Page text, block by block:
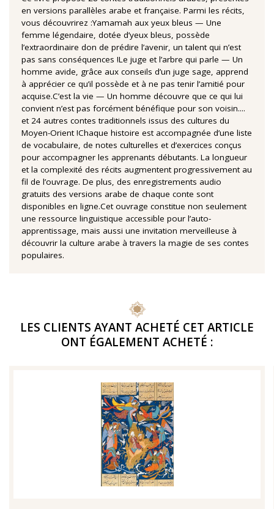
en versions parallèles arabe et française. Parmi les récits,
vous découvrirez :Yamamah aux yeux bleus — Une
femme légendaire, dotée d’yeux bleus, possède
l’extraordinaire don de prédire l’avenir, un talent qui n’est
pas sans conséquences !Le juge et l’arbre qui parle — Un
homme avide, grâce aux conseils d’un juge sage, apprend
à apprécier ce qu’il possède et à ne pas tenir l’amitié pour
acquise.C’est la vie — Un homme découvre que ce qui lui
convient n’est pas forcément bénéfique pour son voisin....
et 24 autres contes traditionnels issus des cultures du
Moyen-Orient !Chaque histoire est accompagnée d’une liste
de vocabulaire, de notes culturelles et d’exercices conçus
pour accompagner les apprenants débutants. La longueur
et la complexité des récits augmentent progressivement au
fil de l’ouvrage. De plus, des enregistrements audio
gratuits des versions arabe de chaque conte sont
disponibles en ligne.Cet ouvrage constitue non seulement
une ressource linguistique accessible pour l’auto-
apprentissage, mais aussi une invitation merveilleuse à
découvrir la culture arabe à travers la magie de ses contes
populaires.
LES CLIENTS AYANT ACHETÉ CET ARTICLE
ONT ÉGALEMENT ACHETÉ :